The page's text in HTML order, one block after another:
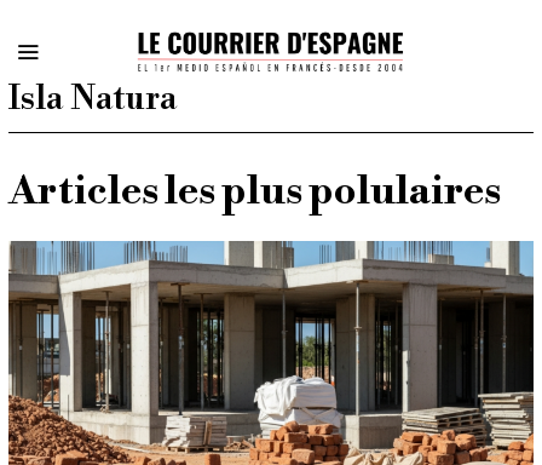
Isla Natura
Articles les plus polulaires